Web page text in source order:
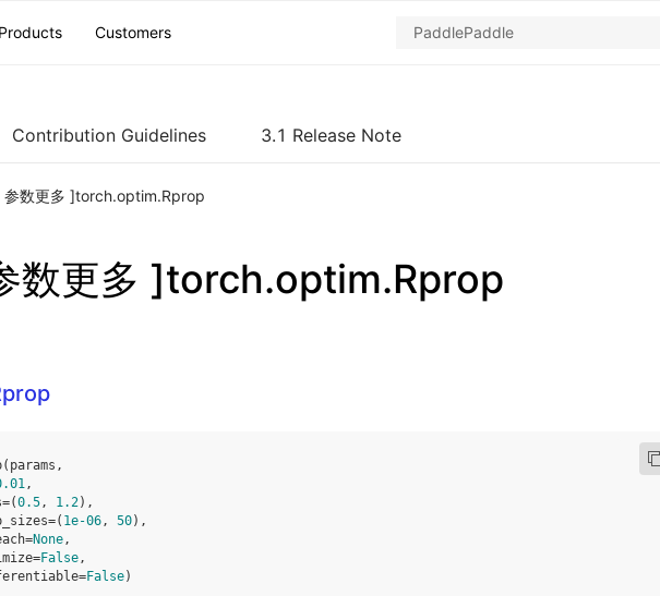
Customers
Contribution Guidelines 3.1 Release Note
数更多 ]torch.optim.Rprop
数更多 ]torch.optim.Rprop
( params ,
,
=(0.5, 1.2),
=( 1e-06, 50),
=None,
=False,
=False)